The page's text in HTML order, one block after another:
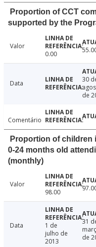
Proportion of CCT
supported by the
Valor
0.00
Data
30
de
Comentário
Proportion of children
0-24 months old
(monthly)
Valor
98.00
Data
1 de
julho de
2013
31
de